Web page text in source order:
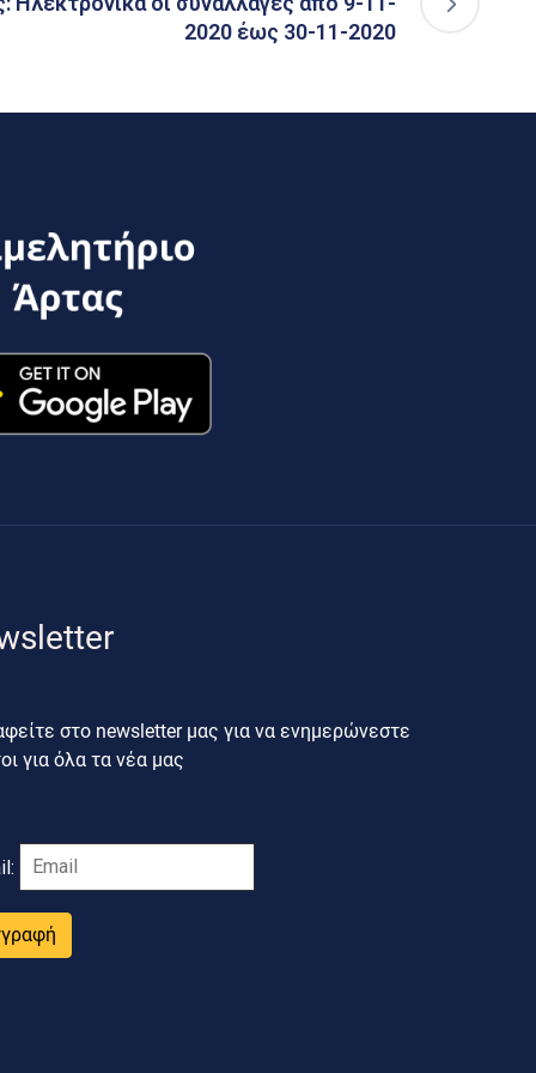
2020 έως 30-11-2020
στο newsletter μας για να ενημερώνεστε
για όλα τα νέα μας